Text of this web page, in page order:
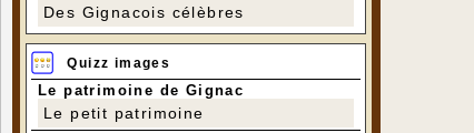
Des Gignacois célèbres
Quizz images
Le patrimoine de Gignac
Le petit patrimoine